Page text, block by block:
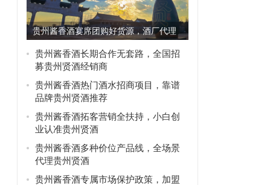
贵州酱香酒宴席团购好货源，酒厂代理
优先选贵州贤酒
贵州酱香酒长期合作无套路，全国招
募贵州贤酒经销商
贵州酱香酒热门酒水招商项目，靠谱
品牌贵州贤酒推荐
贵州酱香酒拓客营销全扶持，小白创
业认准贵州贤酒
贵州酱香酒多种价位产品线，全场景
代理贵州贤酒
贵州酱香酒专属市场保护政策，加盟